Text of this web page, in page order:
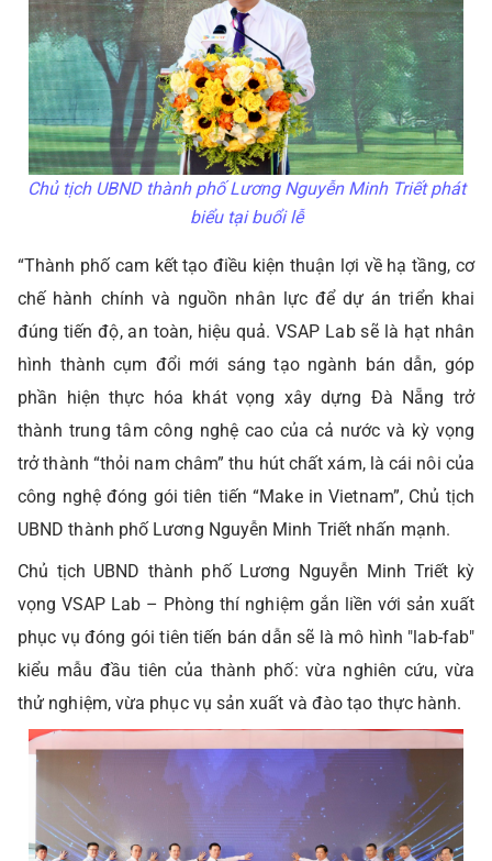
Chủ tịch UBND thành phố Lương Nguyễn Minh Triết phát
biểu tại buổi lễ
“Thành phố cam kết tạo điều kiện thuận lợi về hạ tầng, cơ
chế hành chính và nguồn nhân lực để dự án triển khai
đúng tiến độ, an toàn, hiệu quả. VSAP Lab sẽ là hạt nhân
hình thành cụm đổi mới sáng tạo ngành bán dẫn, góp
phần hiện thực hóa khát vọng xây dựng Đà Nẵng trở
thành trung tâm công nghệ cao của cả nước và kỳ vọng
trở thành “thỏi nam châm” thu hút chất xám, là cái nôi của
công nghệ đóng gói tiên tiến “Make in Vietnam”, Chủ tịch
UBND thành phố Lương Nguyễn Minh Triết nhấn mạnh.
Chủ tịch UBND thành phố Lương Nguyễn Minh Triết kỳ
vọng VSAP Lab – Phòng thí nghiệm gắn liền với sản xuất
phục vụ đóng gói tiên tiến bán dẫn sẽ là mô hình "lab-fab"
kiểu mẫu đầu tiên của thành phố: vừa nghiên cứu, vừa
thử nghiệm, vừa phục vụ sản xuất và đào tạo thực hành.